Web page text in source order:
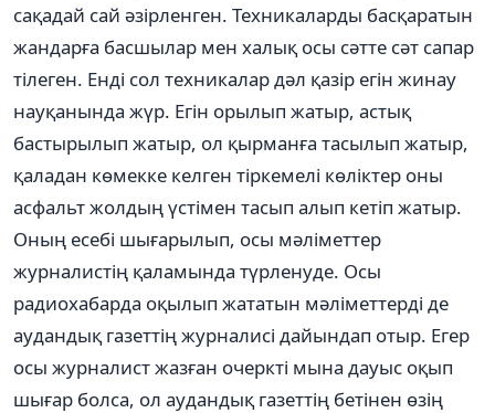
сақадай сай әзірленген. Техникаларды басқаратын
жандарға басшылар мен халық осы сәтте сәт сапар
тілеген. Енді сол техникалар дәл қазір егін жинау
науқанында жүр. Егін орылып жатыр, астық
бастырылып жатыр, ол қырманға тасылып жатыр,
қаладан көмекке келген тіркемелі көліктер оны
асфальт жолдың үстімен тасып алып кетіп жатыр.
Оның есебі шығарылып, осы мәліметтер
журналистің қаламында түрленуде. Осы
радиохабарда оқылып жататын мәліметтерді де
аудандық газеттің журналисі дайындап отыр. Егер
осы журналист жазған очеркті мына дауыс оқып
шығар болса, ол аудандық газеттің бетінен өзің